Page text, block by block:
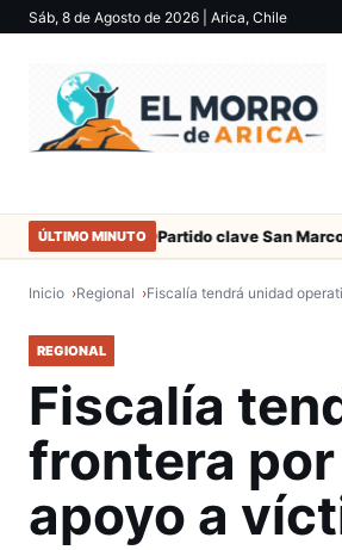
Sáb, 8 de Agosto de 2026 | Arica, Chile
ÚLTIMO MINUTO
Arica Partido clave San Marcos con
Inicio Regional Fiscalía tendrá unidad
REGIONAL
Fiscalía
frontera
apoyo a